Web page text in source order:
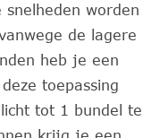
worden
de lagere
heb je een
toepassing
tot 1 bundel te